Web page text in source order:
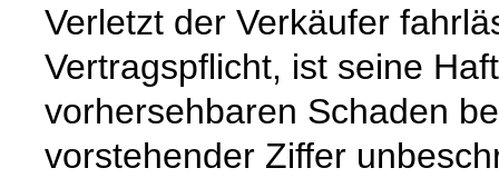
Verletzt der Verkäufer
Vertragspflicht, ist seine
vorhersehbaren Schaden
vorstehender Ziffer